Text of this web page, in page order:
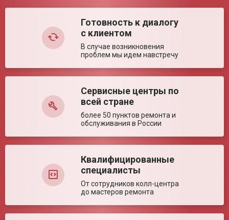
Оставить отзыв
Готовность к диалогу
с клиентом
В случае возникновения
проблем мы идем навстречу
Сервисные центры по
всей стране
более 50 пунктов ремонта и
обслуживания в России
Квалифицированные
специалисты
От сотрудников колл-центра
до мастеров ремонта